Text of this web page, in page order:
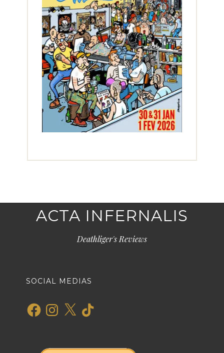
ACTA INFERNALIS
Deathliger's Reviews
SOCIAL MEDIAS
FacebookInstagram
X TikTok